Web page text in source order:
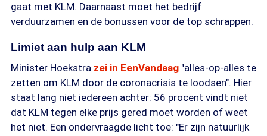
gaat met KLM. Daarnaast moet het bedrijf
verduurzamen en de bonussen voor de top schrappen.
Limiet aan hulp aan KLM
Minister Hoekstra zei in EenVandaag "alles-op-alles te
zetten om KLM door de coronacrisis te loodsen". Hier
staat lang niet iedereen achter: 56 procent vindt niet
dat KLM tegen elke prijs gered moet worden of weet
het niet. Een ondervraagde licht toe: "Er zijn natuurlijk